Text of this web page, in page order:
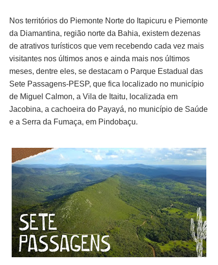
Nos territórios do Piemonte Norte do Itapicuru e Piemonte
da Diamantina, região norte da Bahia, existem dezenas
de atrativos turísticos que vem recebendo cada vez mais
visitantes nos últimos anos e ainda mais nos últimos
meses, dentre eles, se destacam o Parque Estadual das
Sete Passagens-PESP, que fica localizado no município
de Miguel Calmon, a Vila de Itaitu, localizada em
Jacobina, a cachoeira do Payayá, no município de Saúde
e a Serra da Fumaça, em Pindobaçu.